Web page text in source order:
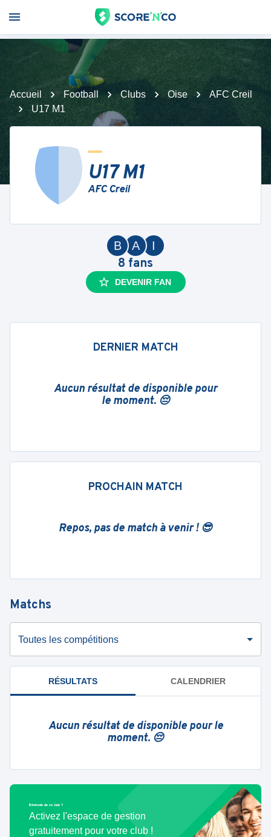
Accueil Football Clubs Oise
AFC Creil
U17 M1
U17 M1
AFC Creil
I
A
B
8 fans
DEVENIR FAN
DERNIER MATCH
Aucun résultat de disponible pour
le moment. 😔
PROCHAIN MATCH
Repos, pas de match à venir ! 😎
Matchs
Toutes les compétitions
RÉSULTATS CALENDRIER
Aucun résultat de disponible pour le
moment. 😔
Bénévole de ce club ?
Activez l'espace de gestion
gratuitement pour votre club !